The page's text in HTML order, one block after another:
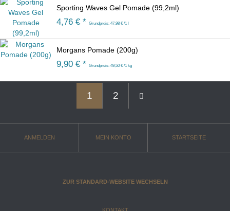
Sporting Waves Gel Pomade (99,2ml)
4,76 € * Grundpreis: 47,98 € /1 l
Morgans Pomade (200g)
9,90 € * Grundpreis: 49,50 € /1 kg
1 2
ANMELDEN MEIN KONTO STARTSEITE
ZUR STANDARD-WEBSITE WECHSELN